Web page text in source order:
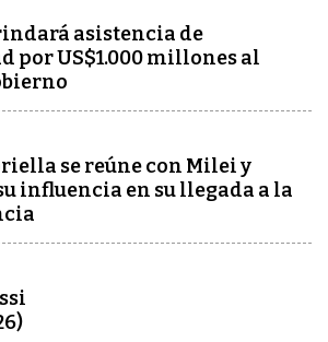
asistencia de
por US$1.000 millones al
se reúne con Milei y
influencia en su llegada a la